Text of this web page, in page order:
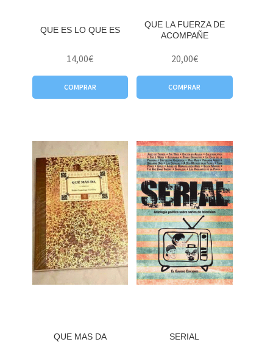
QUE ES LO QUE ES
14,00€
COMPRAR
QUE LA FUERZA DE
ACOMPAÑE
20,00€
COMPRAR
QUE MAS DA SERIAL